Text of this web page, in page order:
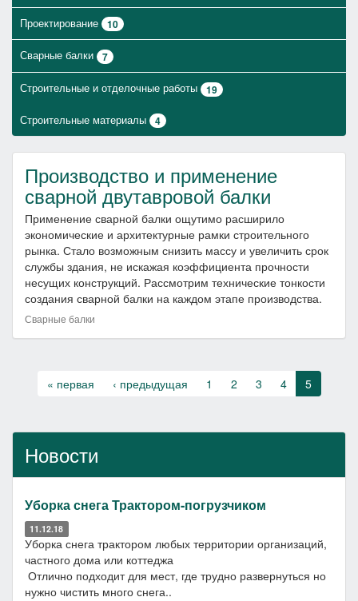
Проектирование 10
Сварные балки 7
Строительные и отделочные работы 19
Строительные материалы 4
Производство и применение
сварной двутавровой балки
Применение сварной балки ощутимо расширило
экономические и архитектурные рамки строительного
рынка. Стало возможным снизить массу и увеличить срок
службы здания, не искажая коэффициента прочности
несущих конструкций. Рассмотрим технические тонкости
создания сварной балки на каждом этапе производства.
Сварные балки
« первая ‹ предыдущая 1 2 3 4 5
Новости
Уборка снега Трактором-погрузчиком
11.12.18
Уборка снега трактором любых территории организаций,
частного дома или коттеджа
Отлично подходит для мест, где трудно развернуться но
нужно чистить много снега..